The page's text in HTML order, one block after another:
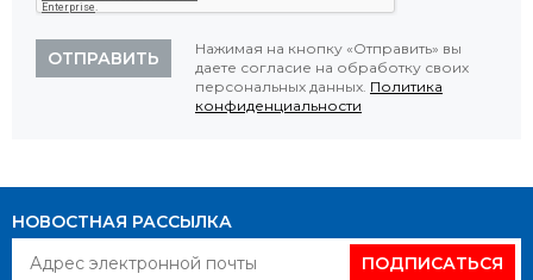
ОТПРАВИТЬ
Нажимая на кнопку «Отправить» вы
даете согласие на обработку своих
персональных данных. Политика
конфиденциальности
НОВОСТНАЯ РАССЫЛКА
ПОДПИСАТЬСЯ